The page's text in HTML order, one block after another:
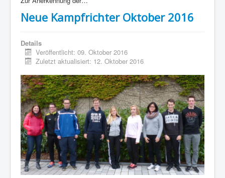
Neue Kampfrichter Oktober 2016
Details
Veröffentlicht: 09. Oktober 2016
Zuletzt aktualisiert: 12. Oktober 2016